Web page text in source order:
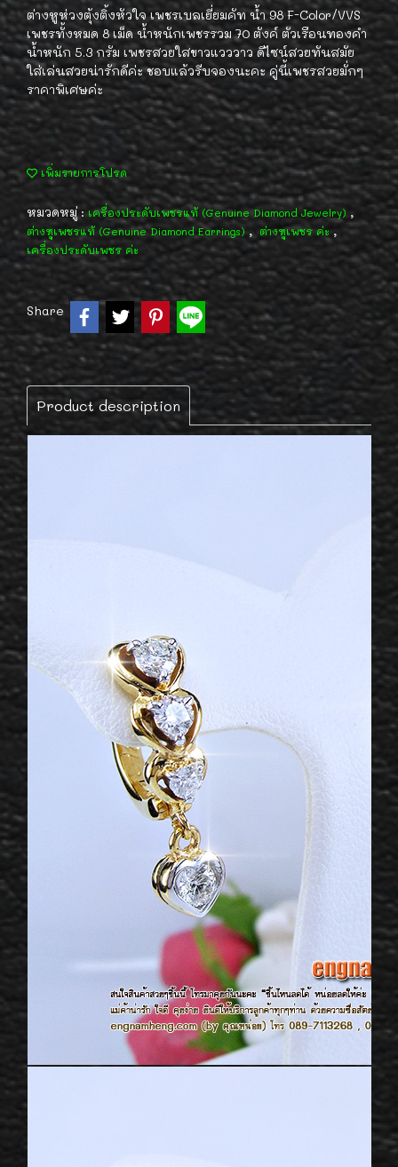
ต่างหูห่วงตุ้งติ้งหัวใจ เพชรเบลเยี่ยมคัท น้ำ 98 F-Color/VVS
เพชรทั้งหมด 8 เม็ด น้ำหนักเพชรรวม 70 ตังค์ ตัวเรือนทองคำ
น้ำหนัก 5.3 กรัม เพชรสวยใสขาวแวววาว ดีไซน์สวยทันสมัย
ใส่เล่นสวยน่ารักดีค่ะ ชอบแล้วรีบจองนะคะ คู่นี้เพชรสวยมั่กๆ
ราคาพิเศษค่ะ
เพิ่มรายการโปรด
หมวดหมู่ : เครื่องประดับเพชรแท้ (Genuine Diamond Jewelry) ,
ต่างหูเพชรแท้ (Genuine Diamond Earrings) , ต่างหูเพชร ค่ะ,
เครื่องประดับเพชร ค่ะ
Share
Product description